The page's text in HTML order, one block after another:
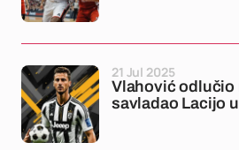
Vlahović odlučio
savladao Lacijo
21 Jul 2025